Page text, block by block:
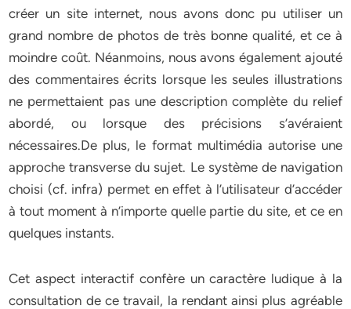
créer un site internet, nous avons donc pu utiliser un
grand nombre de photos de très bonne qualité, et ce à
moindre coût. Néanmoins, nous avons également ajouté
des commentaires écrits lorsque les seules illustrations
ne permettaient pas une description complète du relief
abordé, ou lorsque des précisions s’avéraient
nécessaires.De plus, le format multimédia autorise une
approche transverse du sujet. Le système de navigation
choisi (cf. infra) permet en effet à l’utilisateur d’accéder
à tout moment à n’importe quelle partie du site, et ce en
quelques instants.
Cet aspect interactif confère un caractère ludique à la
consultation de ce travail, la rendant ainsi plus agréable